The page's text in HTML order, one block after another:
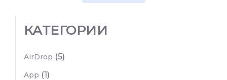
КАТЕГОРИИ
AirDrop (5)
App (1)